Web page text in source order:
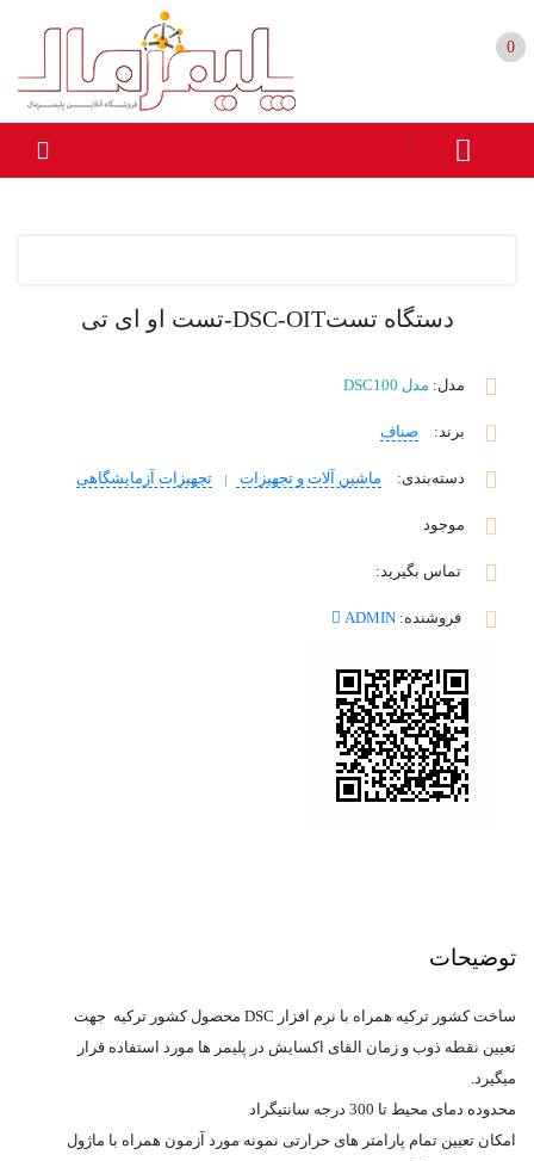
0
دستگاه تستDSC-OIT-تست او ای تی
مدل: مدل DSC100
برند: صناف
دسته‌بندی: ماشین آلات و تجهیزات تجهیزات آزمایشگاهی
موجود
تماس بگیرید:
فروشنده: ADMIN
توضیحات
ساخت کشور ترکیه همراه با نرم افزار DSC محصول کشور ترکیه جهت
تعیین نقطه ذوب و زمان القای اکسایش در پلیمر ها مورد استفاده قرار
میگیرد.
محدوده دمای محیط تا 300 درجه سانتیگراد
امکان تعیین تمام پارامتر های حرارتی نمونه مورد آزمون همراه با ماژول